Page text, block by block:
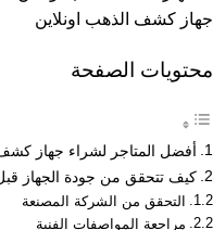
جهاز كشف الذهب اونلاين
محتويات الصفحة
أفضل المتاجر لشراء جهاز كشف
كيف تتحقق من جودة الجهاز
التحقق من الشركة المصنعة
مراجعة المواصفات الفنية